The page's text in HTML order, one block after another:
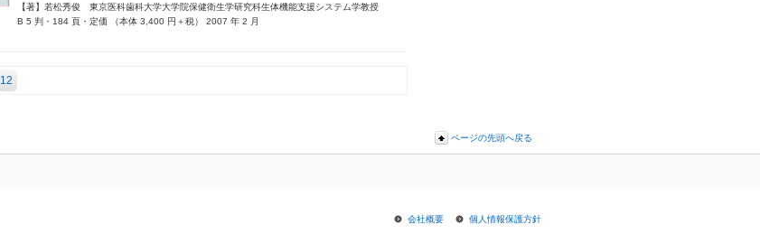
【著】若松秀俊 東京医科歯科大学大学院保健衛生学研究科生体機能支援システム学教授
B 5 判・184 頁・定価 （本体 3,400 円＋税） 2007 年 2 月
12
ページの先頭へ戻る
会社概要 個人情報保護方針